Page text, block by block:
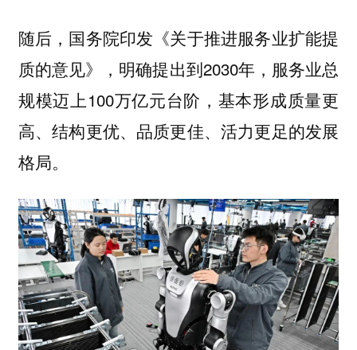
随后，国务院印发《关于推进服务业扩能提
质的意见》，明确提出到2030年，服务业总
规模迈上100万亿元台阶，基本形成质量更
高、结构更优、品质更佳、活力更足的发展
格局。